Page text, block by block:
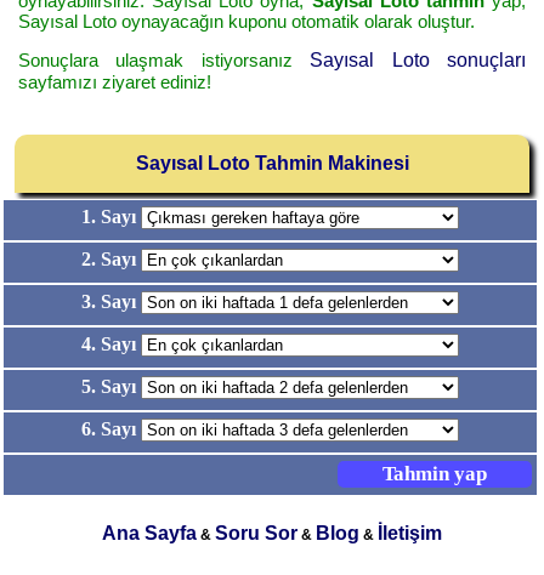
Sayısal Loto oynayacağın kuponu otomatik olarak oluştur.
Sonuçlara ulaşmak istiyorsanız Sayısal Loto sonuçları
sayfamızı ziyaret ediniz!
Sayısal Loto Tahmin Makinesi
1. Sayı
2. Sayı
3. Sayı
4. Sayı
5. Sayı
6. Sayı
Ana Sayfa& Soru Sor& Blog & İletişim